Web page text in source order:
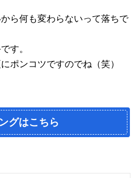
ら何も変わらないって落ちで
す。
ポンコツですのでね（笑）
グはこちら